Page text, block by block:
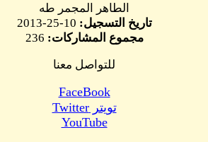
الطاهر المجمر طه
تاريخ التسجيل:
مجموع المشاركات:
للتواصل معنا
FaceBook
تويتر Twitter
YouTube